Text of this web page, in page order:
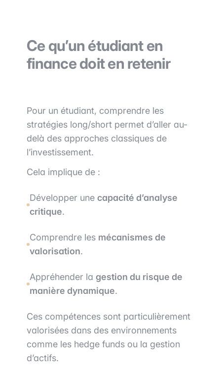
Ce qu’un étudiant en
finance doit en retenir
Pour un étudiant, comprendre les
stratégies long/short permet d’aller au-
delà des approches classiques de
l’investissement.
Cela implique de :
Développer une capacité d’analyse
critique.
Comprendre les mécanismes de
valorisation.
Appréhender la gestion du risque de
manière dynamique.
Ces compétences sont particulièrement
valorisées dans des environnements
comme les hedge funds ou la gestion
d’actifs.